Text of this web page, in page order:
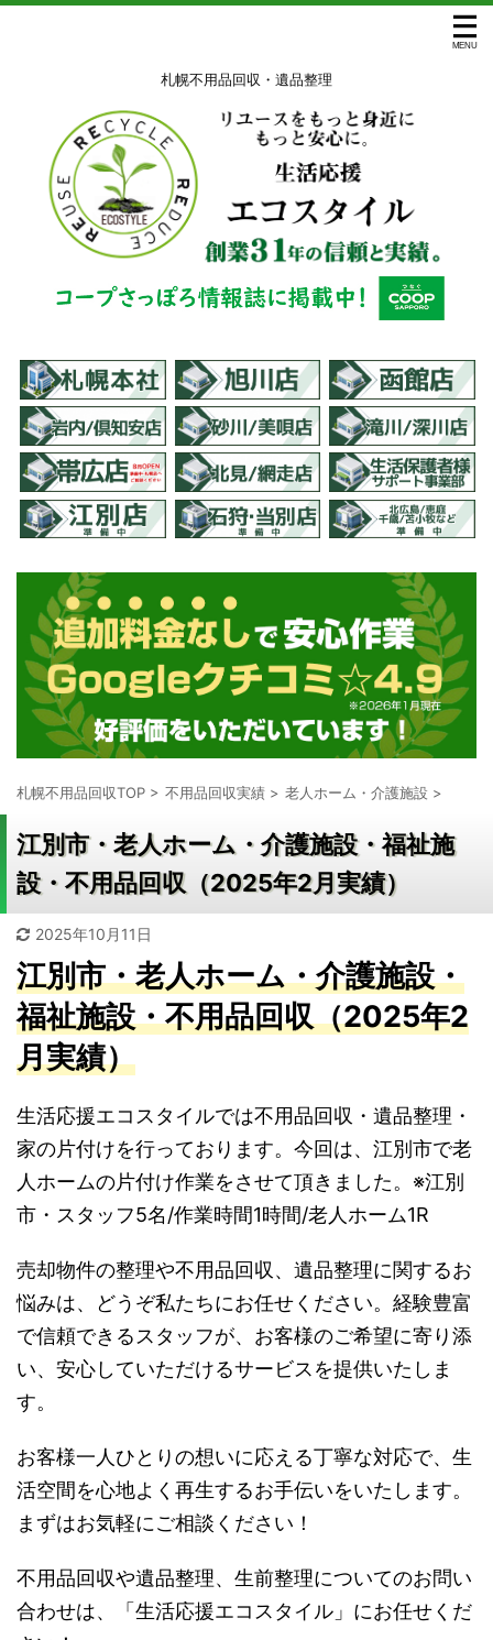
札幌不用品回収・遺品整理
札幌不用品回収TOP > 不用品回収実績 > 老人ホーム・介護施設 >
江別市・老人ホーム・介護施設・福祉施
設・不用品回収（2025年2月実績）
2025年10月11日
江別市・老人ホーム・介護施設・
福祉施設・不用品回収（2025年2
月実績）
生活応援エコスタイルでは不用品回収・遺品整理・
家の片付けを行っております。今回は、江別市で老
人ホームの片付け作業をさせて頂きました。※江別
市・スタッフ5名/作業時間1時間/老人ホーム1R
売却物件の整理や不用品回収、遺品整理に関するお
悩みは、どうぞ私たちにお任せください。経験豊富
で信頼できるスタッフが、お客様のご希望に寄り添
い、安心していただけるサービスを提供いたしま
す。
お客様一人ひとりの想いに応える丁寧な対応で、生
活空間を心地よく再生するお手伝いをいたします。
まずはお気軽にご相談ください！
不用品回収や遺品整理、生前整理についてのお問い
合わせは、「生活応援エコスタイル」にお任せくだ